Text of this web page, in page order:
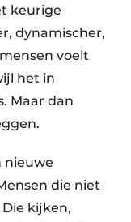
keurige
dynamischer,
voelt
het in
Maar dan
nieuwe
die niet
kijken,